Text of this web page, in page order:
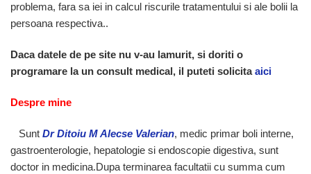
problema, fara sa iei in calcul riscurile tratamentului si ale bolii la
persoana respectiva..
Daca datele de pe site nu v-au lamurit, si doriti o
programare la un consult medical, il puteti solicitaaici
Despre mine
Sunt Dr Ditoiu M Alecse Valerian, medic primar boli interne,
gastroenterologie, hepatologie si endoscopie digestiva, sunt
doctor in medicina.Dupa terminarea facultatii cu summa cum